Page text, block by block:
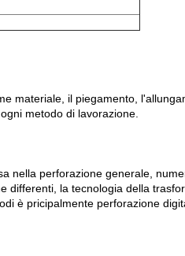
materiale, il piegamento,
metodo di lavorazione.
nella perforazione generale,
differenti, la tecnologia della
è pricipalmente perforazione